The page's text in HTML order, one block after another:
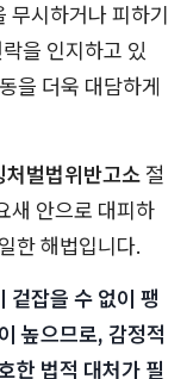
무시하거나 피하기
을 인지하고 있
을 더욱 대담하게
처벌법위반고소 절
새 안으로 대피하
한 해법입니다.
겉잡을 수 없이 팽
높으므로, 감정적
한 법적 대처가 필